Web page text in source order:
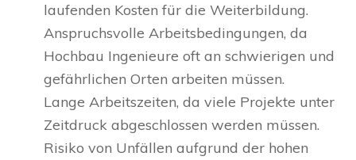
laufenden Kosten für die Weiterbildung.
Anspruchsvolle Arbeitsbedingungen, da
Hochbau Ingenieure oft an schwierigen und
gefährlichen Orten arbeiten müssen.
Lange Arbeitszeiten, da viele Projekte unter
Zeitdruck abgeschlossen werden müssen.
Risiko von Unfällen aufgrund der hohen